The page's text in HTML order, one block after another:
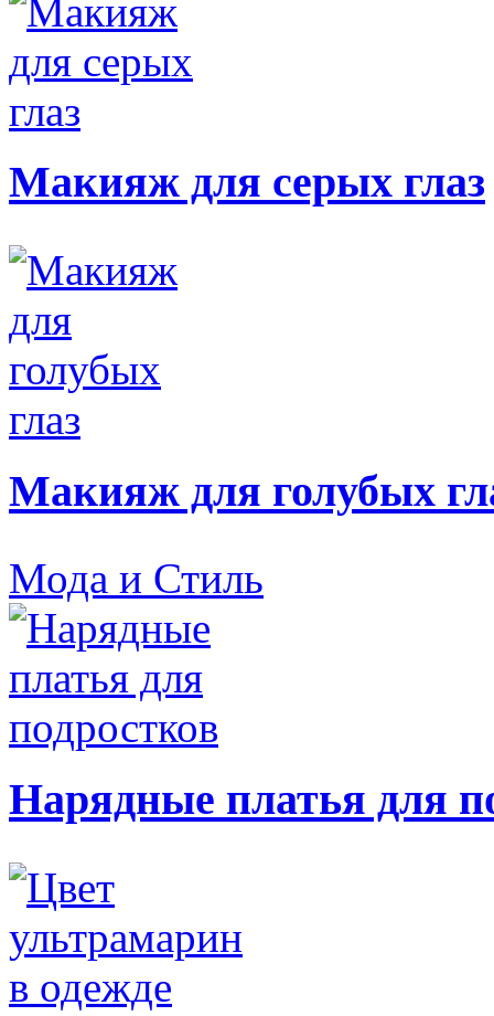
Макияж для серых глаз
Макияж для голубых
Мода и Стиль
Нарядные платья для